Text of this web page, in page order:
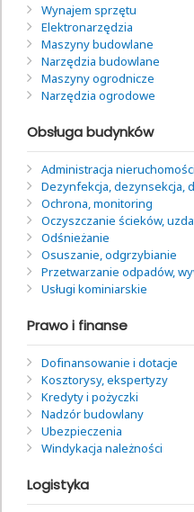
Wynajem sprzętu
Elektronarzędzia
Maszyny budowlane
Narzędzia budowlane
Maszyny ogrodnicze
Narzędzia ogrodowe
Obsługa budynków
Administracja nieruchomości
Dezynfekcja, dezynsekcja,
Ochrona, monitoring
Oczyszczanie ścieków,
Odśnieżanie
Osuszanie, odgrzybianie
Przetwarzanie odpadów,
Usługi kominiarskie
Prawo i finanse
Dofinansowanie i dotacje
Kosztorysy, ekspertyzy
Kredyty i pożyczki
Nadzór budowlany
Ubezpieczenia
Windykacja należności
Logistyka